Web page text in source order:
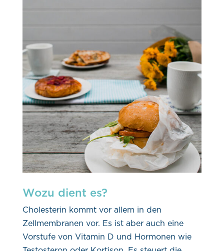
Wozu dient es?
Cholesterin kommt vor allem in den
Zellmembranen vor. Es ist aber auch eine
Vorstufe von Vitamin D und Hormonen wie